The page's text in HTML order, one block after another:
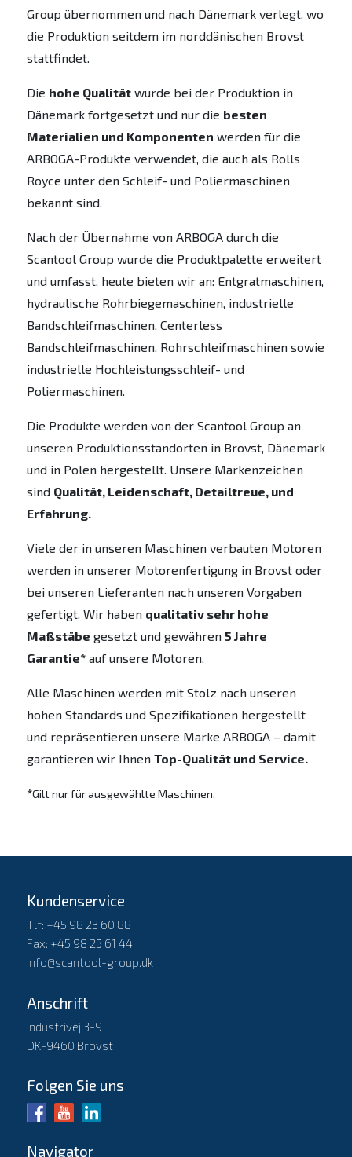
Group übernommen und nach Dänemark verlegt, wo
die Produktion seitdem im norddänischen Brovst
stattfindet.
Die hohe Qualitätwurde bei der Produktion in
Dänemark fortgesetzt und nur die besten
Materialien und Komponenten werden für die
ARBOGA-Produkte verwendet, die auch als Rolls
Royce unter den Schleif- und Poliermaschinen
bekannt sind.
Nach der Übernahme von ARBOGA durch die
Scantool Group wurde die Produktpalette erweitert
und umfasst, heute bieten wir an: Entgratmaschinen,
hydraulische Rohrbiegemaschinen, industrielle
Bandschleifmaschinen, Centerless
Bandschleifmaschinen, Rohrschleifmaschinen sowie
industrielle Hochleistungsschleif- und
Poliermaschinen.
Die Produkte werden von der Scantool Group an
unseren Produktionsstandorten in Brovst, Dänemark
und in Polen hergestellt. Unsere Markenzeichen
sind Qualität, Leidenschaft, Detailtreue, und
Erfahrung.
Viele der in unseren Maschinen verbauten Motoren
werden in unserer Motorenfertigung in Brovst oder
bei unseren Lieferanten nach unseren Vorgaben
gefertigt. Wir haben qualitativ sehr hohe
Maßstäbe gesetzt und gewähren 5 Jahre
Garantie*auf unsere Motoren.
Alle Maschinen werden mit Stolz nach unseren
hohen Standards und Spezifikationen hergestellt
und repräsentieren unsere Marke ARBOGA – damit
garantieren wir Ihnen Top-Qualität und Service.
*Gilt nur für ausgewählte Maschinen.
Kundenservice
Tlf: +45 98 23 60 88
Fax: +45 98 23 61 44
info@scantool-group.dk
Anschrift
Industrivej 3-9
DK-9460 Brovst
Folgen Sie uns
Navigator